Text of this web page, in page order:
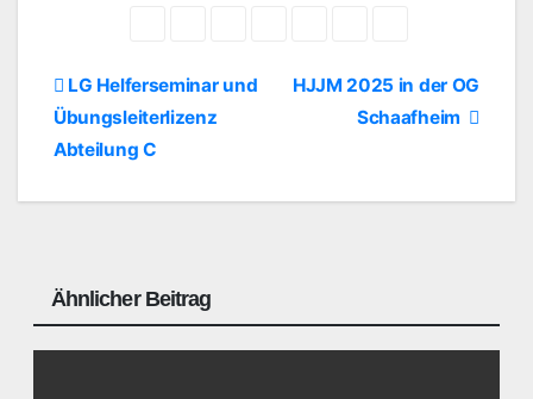
BeitragsnavigationHJJM 2025 in der OG
Schaafheim
LG Helferseminar und
Übungsleiterlizenz
Abteilung C
Ähnlicher Beitrag